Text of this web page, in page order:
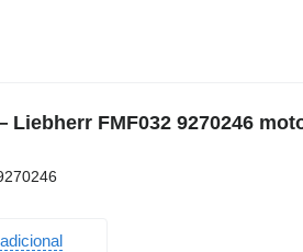
FMF032 9270246